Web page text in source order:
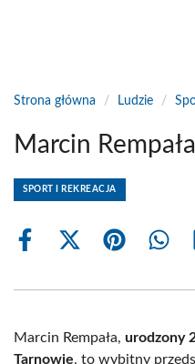
Strona główna / Ludzie /
Marcin Rempała
SPORT I REKREACJA
Share
Share
(Twitter)
Share Share
Marcin Rempała, urodzony
Tarnowie, to wybitny